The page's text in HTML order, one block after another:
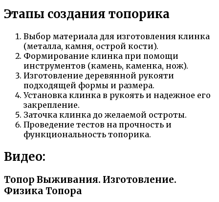
Этапы создания топорика
Выбор материала для изготовления клинка
(металла, камня, острой кости).
Формирование клинка при помощи
инструментов (камень, каменка, нож).
Изготовление деревянной рукояти
подходящей формы и размера.
Установка клинка в рукоять и надежное его
закрепление.
Заточка клинка до желаемой остроты.
Проведение тестов на прочность и
функциональность топорика.
Видео:
Топор Выживания. Изготовление.
Физика Топора